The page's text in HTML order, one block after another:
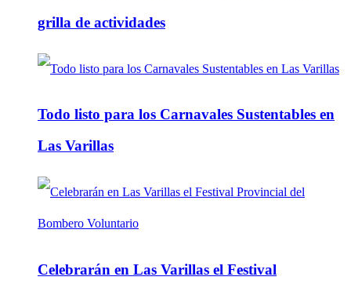
grilla de actividades
Todo listo para los Carnavales Sustentables en
Las Varillas
Celebrarán en Las Varillas el Festival